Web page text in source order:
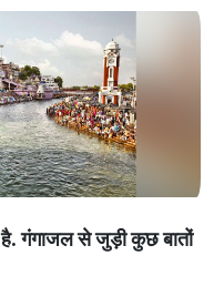
है.गंगाजलसेजुड़ीकुछबातों